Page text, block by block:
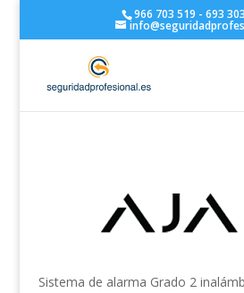
966 703 519 - 693
Sistema de alarma Grado 2